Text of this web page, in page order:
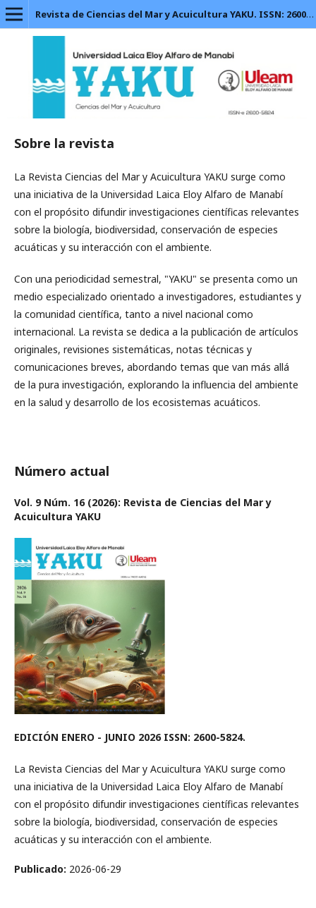
Revista de Ciencias del Mar y Acuicultura YAKU. ISSN: 2600-5824.
Sobre la revista
La Revista Ciencias del Mar y Acuicultura YAKU surge como
una iniciativa de la Universidad Laica Eloy Alfaro de Manabí
con el propósito difundir investigaciones científicas relevantes
sobre la biología, biodiversidad, conservación de especies
acuáticas y su interacción con el ambiente.
Con una periodicidad semestral, "YAKU" se presenta como un
medio especializado orientado a investigadores, estudiantes y
la comunidad científica, tanto a nivel nacional como
internacional. La revista se dedica a la publicación de artículos
originales, revisiones sistemáticas, notas técnicas y
comunicaciones breves, abordando temas que van más allá
de la pura investigación, explorando la influencia del ambiente
en la salud y desarrollo de los ecosistemas acuáticos.
Número actual
Vol. 9 Núm. 16 (2026): Revista de Ciencias del Mar y
Acuicultura YAKU
EDICIÓN ENERO - JUNIO 2026 ISSN: 2600-5824.
La Revista Ciencias del Mar y Acuicultura YAKU surge como
una iniciativa de la Universidad Laica Eloy Alfaro de Manabí
con el propósito difundir investigaciones científicas relevantes
sobre la biología, biodiversidad, conservación de especies
acuáticas y su interacción con el ambiente.
Publicado: 2026-06-29